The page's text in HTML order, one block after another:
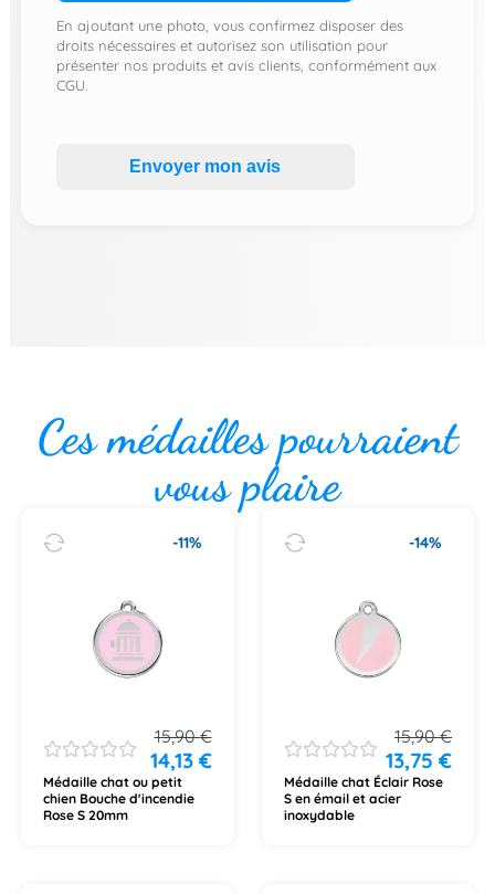
En ajoutant une photo, vous confirmez disposer des
droits nécessaires et autorisez son utilisation pour
présenter nos produits et avis clients, conformément aux
CGU.
Envoyer mon avis
Ces médailles pourraient
vous plaire
-11%
15,90€
14,13 €
Médaille chat ou petit
chien Bouche d'incendie
Rose S 20mm
-14%
15,90€
13,75€
Médaille chat Éclair Rose
S en émail et acier
inoxydable